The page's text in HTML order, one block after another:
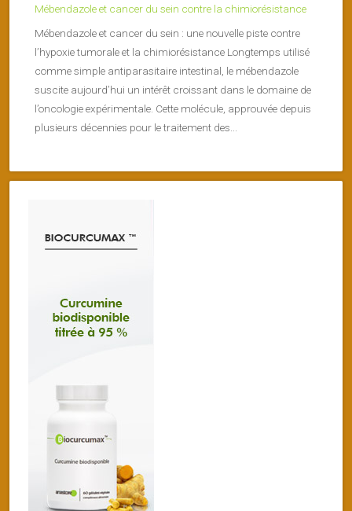
Mébendazole et cancer du sein contre la chimiorésistance
Mébendazole et cancer du sein : une nouvelle piste contre
l’hypoxie tumorale et la chimiorésistance Longtemps utilisé
comme simple antiparasitaire intestinal, le mébendazole
suscite aujourd’hui un intérêt croissant dans le domaine de
l’oncologie expérimentale. Cette molécule, approuvée depuis
plusieurs décennies pour le traitement des...